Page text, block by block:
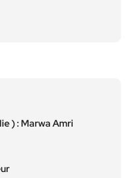
) : Marwa Amri